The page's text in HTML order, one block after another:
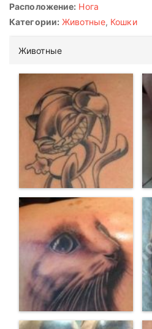
Расположение: Нога
Категории: Животные, Кошки
Животные